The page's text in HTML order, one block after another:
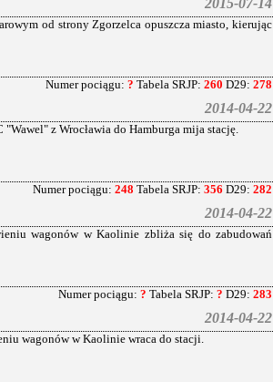
2015-07-14
od strony Zgorzelca opuszcza miasto, kierując
Numer pociągu: ? Tabela SRJP: 260 D29: 278
2014-04-22
z Wrocławia do Hamburga mija stację.
Numer pociągu: 248 Tabela SRJP: 356 D29: 282
2014-04-22
wagonów w Kaolinie zbliża się do zabudowań
Numer pociągu: ? Tabela SRJP: ? D29: 283
2014-04-22
wagonów w Kaolinie wraca do stacji.